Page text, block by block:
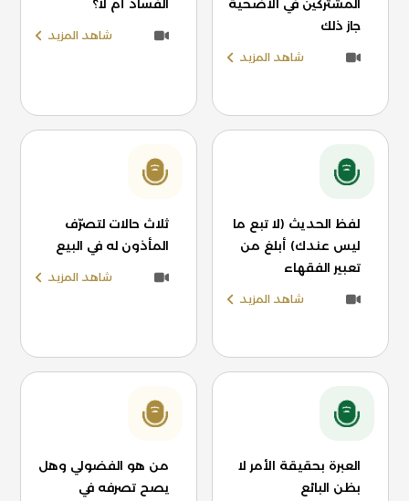
المشتركين في الأضحية
جاز ذلك
شاهد المزيد
الفساد أم لا؟
شاهد المزيد
لفظ الحديث (لا تبع ما
ليس عندك) أبلغ من
تعبير الفقهاء
شاهد المزيد
ثلاث حالات لتصرّف
المأذون له في البيع
شاهد المزيد
العبرة بحقيقة الأمر لا
بظن البائع
من هو الفضولي وهل
يصح تصرفه في